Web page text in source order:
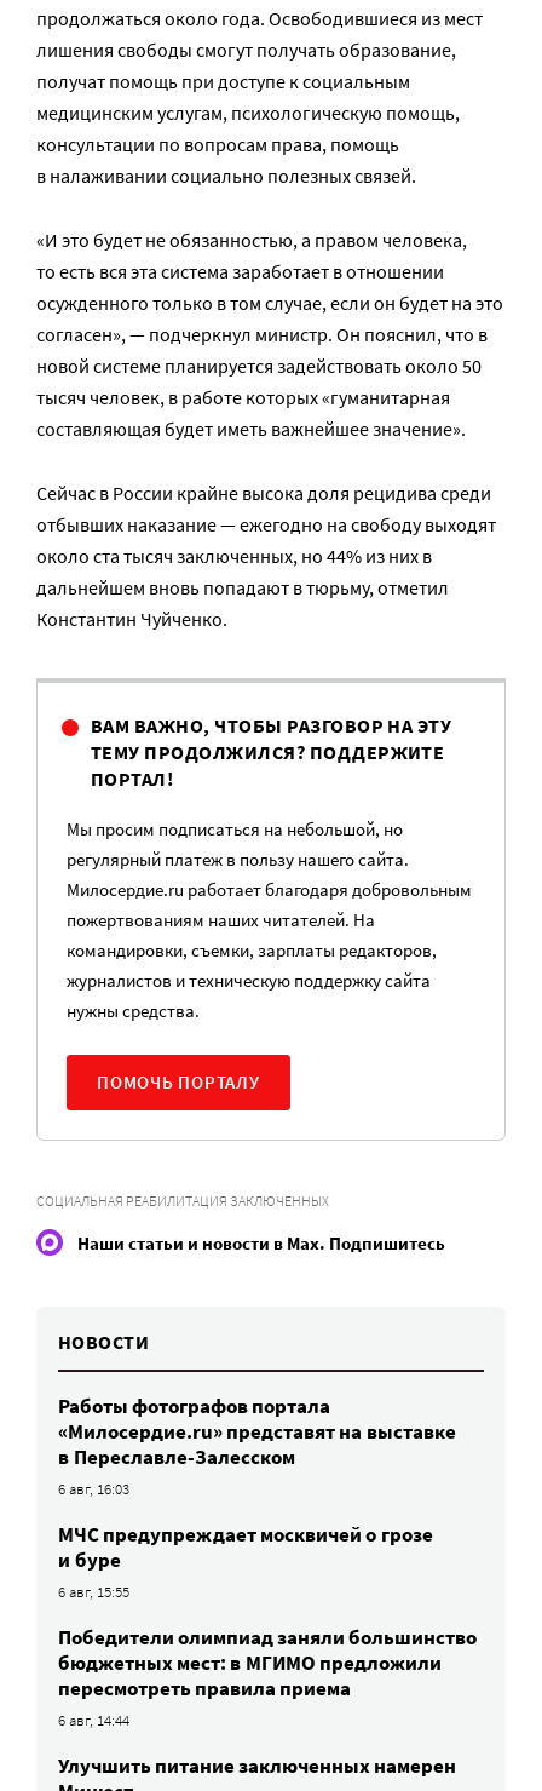
продолжаться около года. Освободившиеся из мест
лишения свободы смогут получать образование,
получат помощь при доступе к социальным
медицинским услугам, психологическую помощь,
консультации по вопросам права, помощь
в налаживании социально полезных связей.
«И это будет не обязанностью, а правом человека,
то есть вся эта система заработает в отношении
осужденного только в том случае, если он будет на это
согласен», — подчеркнул министр. Он пояснил, что в
новой системе планируется задействовать около 50
тысяч человек, в работе которых «гуманитарная
составляющая будет иметь важнейшее значение».
Сейчас в России крайне высока доля рецидива среди
отбывших наказание — ежегодно на свободу выходят
около ста тысяч заключенных, но 44% из них в
дальнейшем вновь попадают в тюрьму, отметил
Константин Чуйченко.
ВАМ ВАЖНО, ЧТОБЫ РАЗГОВОР НА ЭТУ
ТЕМУ ПРОДОЛЖИЛСЯ? ПОДДЕРЖИТЕ
ПОРТАЛ!
Мы просим подписаться на небольшой, но
регулярный платеж в пользу нашего сайта.
Милосердие.ru работает благодаря добровольным
пожертвованиям наших читателей. На
командировки, съемки, зарплаты редакторов,
журналистов и техническую поддержку сайта
нужны средства.
ПОМОЧЬ ПОРТАЛУ
СОЦИАЛЬНАЯ РЕАБИЛИТАЦИЯ ЗАКЛЮЧЕННЫХ
Наши статьи и новости в Max. Подпишитесь
НОВОСТИ
Работы фотографов портала
«Милосердие.ru» представят на выставке
в Переславле-Залесском
6 авг, 16:03
МЧС предупреждает москвичей о грозе
и буре
6 авг, 15:55
Победители олимпиад заняли большинство
бюджетных мест: в МГИМО предложили
пересмотреть правила приема
6 авг, 14:44
Улучшить питание заключенных намерен